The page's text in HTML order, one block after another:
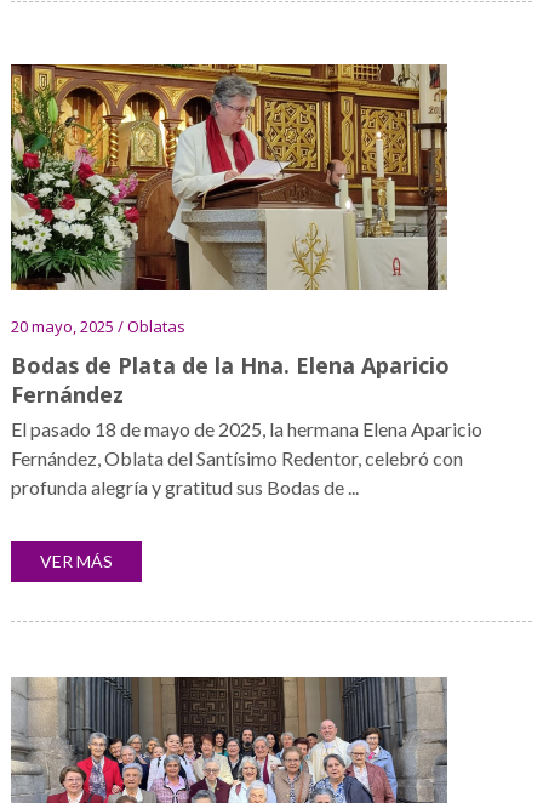
20 mayo, 2025 / Oblatas
Bodas de Plata de la Hna. Elena Aparicio
Fernández
El pasado 18 de mayo de 2025, la hermana Elena Aparicio
Fernández, Oblata del Santísimo Redentor, celebró con
profunda alegría y gratitud sus Bodas de ...
VER MÁS